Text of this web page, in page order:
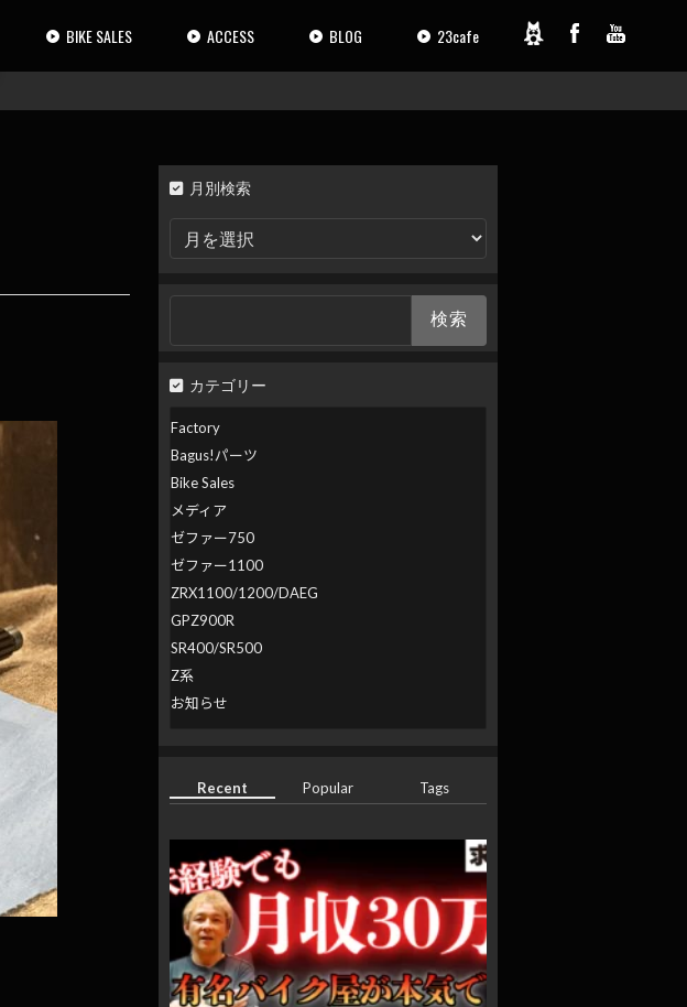
BIKE SALES ACCESS BLOG 23cafe
月別検索
月
検
カテゴリー
Factory
Bagus!パーツ
Bike Sales
メディア
ゼファー750
ゼファー1100
ZRX1100/1200/DAEG
GPZ900R
SR400/SR500
Z系
お知らせ
Recent Popular Tags